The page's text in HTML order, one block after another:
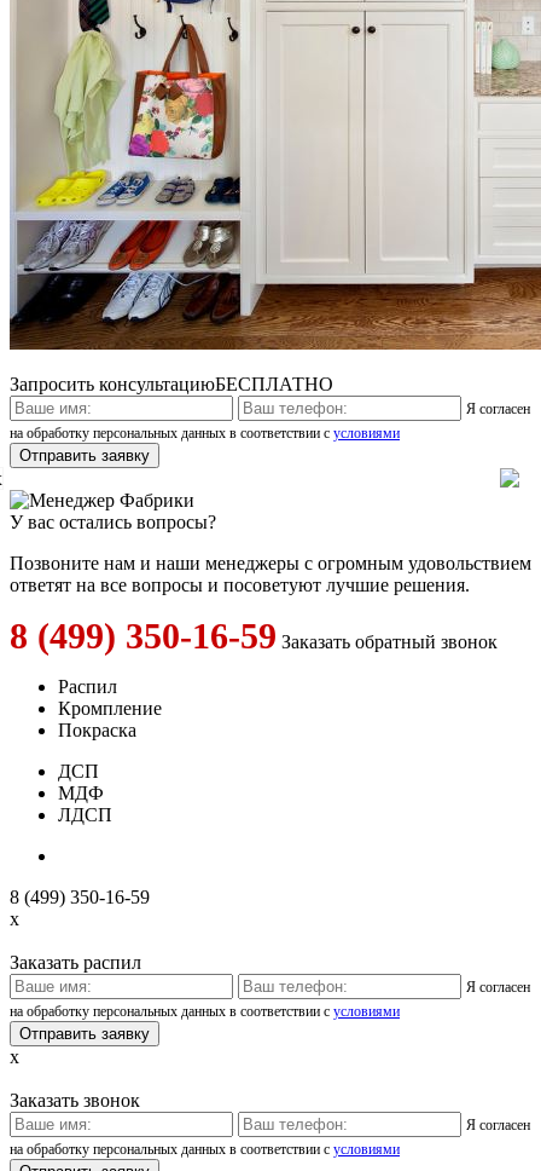
Запросить консультациюБЕСПЛАТНО
Я согласен
на обработку персональных данных в соответствии с условиями
У вас остались вопросы?
Позвоните нам и наши менеджеры с огромным удовольствием
ответят на все вопросы и посоветуют лучшие решения.
8 (499) 350-16-59 Заказать обратный звонок
Распил
Кромпление
Покраска
ДСП
МДФ
ЛДСП
8 (499) 350-16-59
x
Заказать распил
Я согласен
на обработку персональных данных в соответствии с условиями
x
Заказать звонок
Я согласен
на обработку персональных данных в соответствии с условиями